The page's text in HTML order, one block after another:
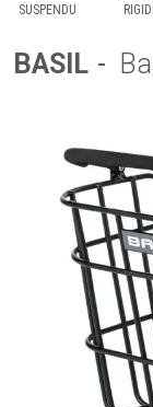
SUSPENDU
BASIL -